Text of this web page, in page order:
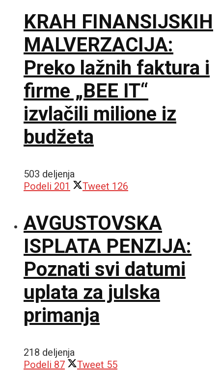
KRAH FINANSIJSKIH
MALVERZACIJA:
Preko lažnih faktura i
firme „BEE IT“
izvlačili milione iz
budžeta
503 deljenja
Podeli 201 Tweet 126
AVGUSTOVSKA
ISPLATA PENZIJA:
Poznati svi datumi
uplata za julska
primanja
218 deljenja
Podeli 87 Tweet 55